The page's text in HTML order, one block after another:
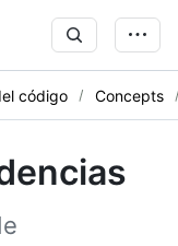
código Concepts